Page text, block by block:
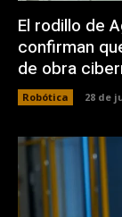
El rodillo de
confirman
de obra
Robótica 28 de